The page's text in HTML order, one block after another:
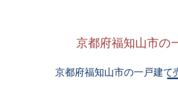
京都府福知山市の
京都府福知山市の一戸建て